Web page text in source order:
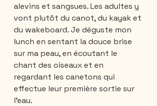
alevins et sangsues. Les adultes y
vont plutôt du canot, du kayak et
du wakeboard. Je déguste mon
lunch en sentant la douce brise
sur ma peau, en écoutant le
chant des oiseaux et en
regardant les canetons qui
effectue leur première sortie sur
l’eau.